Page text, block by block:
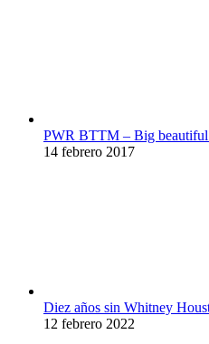
PWR BTTM – Big
14 febrero 2017
Diez años sin Whitney
12 febrero 2022